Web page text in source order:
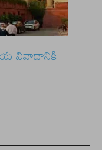
వివాదానికి